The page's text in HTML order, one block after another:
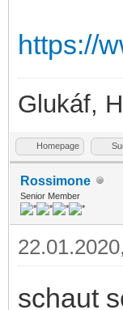
https://
Glukáf,
Homepage
Rossimone
Senior Member
schaut